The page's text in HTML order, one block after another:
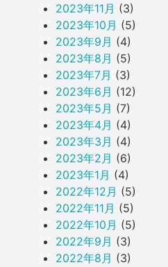
2023年11月 (3)
2023年10月 (5)
2023年9月 (4)
2023年8月 (5)
2023年7月 (3)
2023年6月 (12)
2023年5月 (7)
2023年4月 (4)
2023年3月 (4)
2023年2月 (6)
2023年1月 (4)
2022年12月 (5)
2022年11月 (5)
2022年10月 (5)
2022年9月 (3)
2022年8月 (3)